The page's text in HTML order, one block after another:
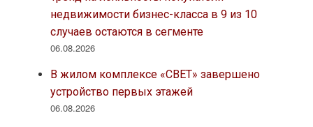
недвижимости бизнес-класса в 9 из 10
случаев остаются в сегменте
06.08.2026
В жилом комплексе «СВЕТ» завершено
устройство первых этажей
06.08.2026